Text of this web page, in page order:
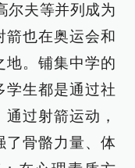
尔夫等并列成为
箭也在奥运会和
地。铺集中学的
学生都是通过社
过射箭运动，
了骨骼力量、体